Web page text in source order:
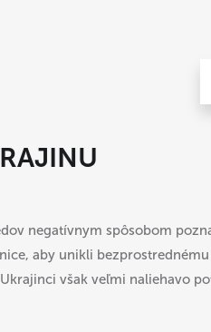
negatívnym spôsobom
aby unikli
však veľmi naliehavo